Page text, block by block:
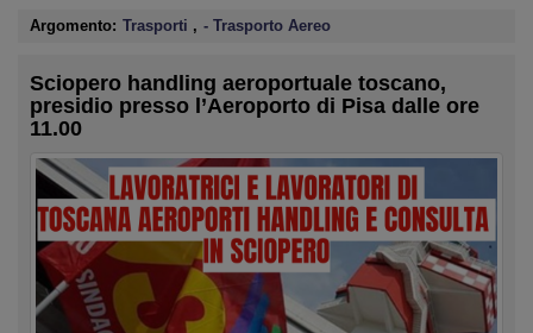
Argomento: Trasporti , - Trasporto Aereo
Sciopero handling aeroportuale toscano,
presidio presso l’Aeroporto di Pisa dalle ore
11.00